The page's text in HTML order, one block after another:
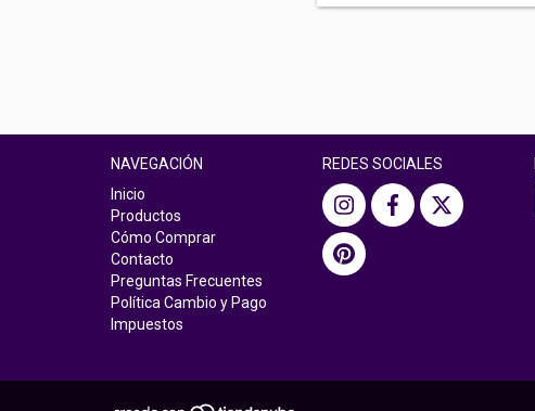
NAVEGACIÓN
Inicio
Productos
Cómo Comprar
Contacto
Preguntas Frecuentes
Política Cambio y Pago
Impuestos
REDES SOCIALES